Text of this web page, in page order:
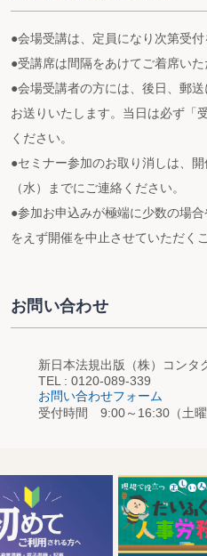
●会場受講は、定員になり次第受付
●受講席は間隔をあけてご着席いた
●会場受講者の方には、後日、郵
お送りいたします。当日は必ず「
ください。
●セミナー参加のお取り消しは、
（水）までにご連絡ください。
●参加お申込みが極端に少数の場
をえず開催を中止させていただく
お問い合わせ
新日本法規出版（株）コンタ
TEL : 0120-089-339
お問い合わせフォーム
受付時間 9:00～16:30（土曜